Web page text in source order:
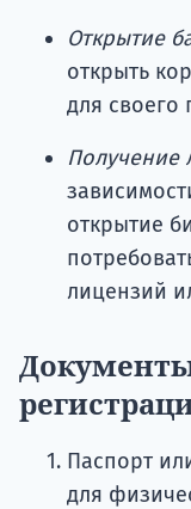
Открытие
открыть
для своего
Получение
открытие
лицензий
Паспорт
для